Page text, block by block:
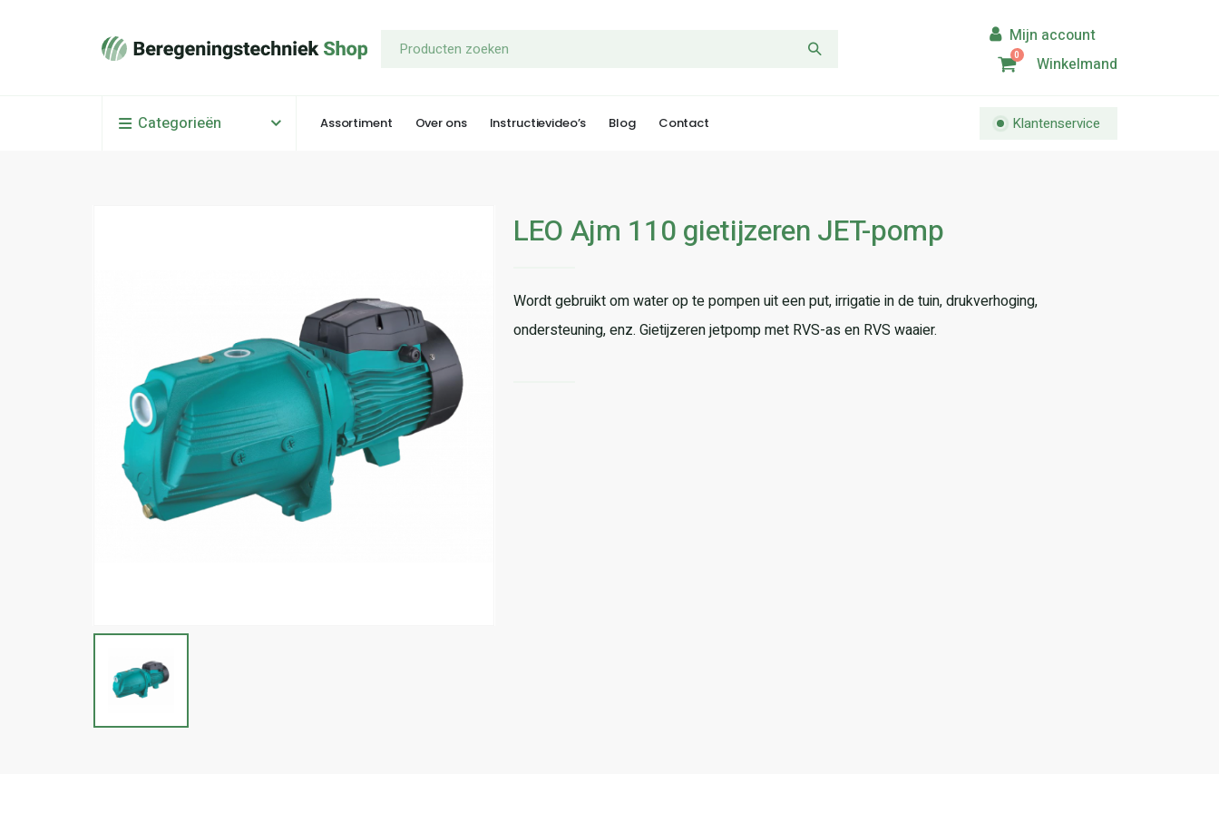
0 Winkelmand
Categorieën Assortiment Over ons Instructievideo’s Blog Contact Klantenservice
LEO Ajm 110 gietijzeren JET-pomp
Wordt gebruikt om water op te pompen uit een put, irrigatie in de tuin, drukverhoging,
ondersteuning, enz. Gietijzeren jetpomp met RVS-as en RVS waaier.